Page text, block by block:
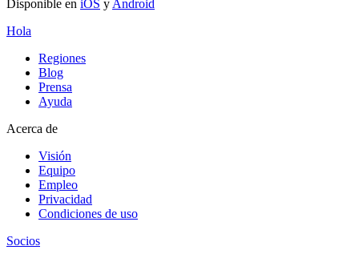
Disponible en iOS y Android
Hola
Regiones
Blog
Prensa
Ayuda
Acerca de
Visión
Equipo
Empleo
Privacidad
Condiciones de uso
Socios